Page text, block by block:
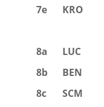
7e KRO
8a LUC
8b BEN
8c SCM